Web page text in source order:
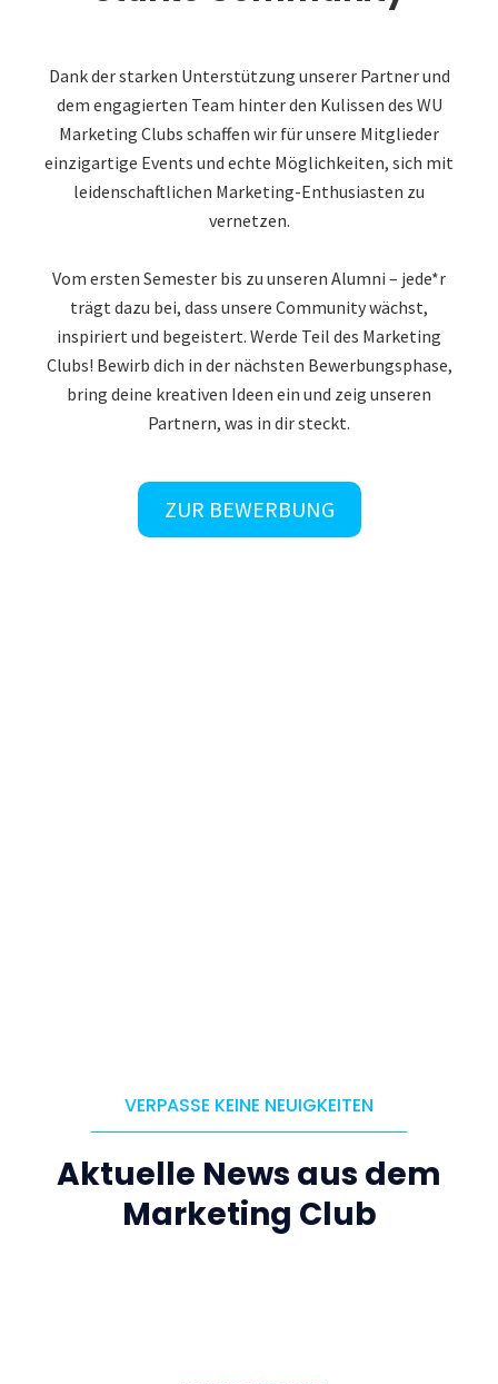
Dank der starken Unterstützung unserer Partner und
dem engagierten Team hinter den Kulissen des WU
Marketing Clubs schaffen wir für unsere Mitglieder
einzigartige Events und echte Möglichkeiten, sich mit
leidenschaftlichen Marketing-Enthusiasten zu
vernetzen.
Vom ersten Semester bis zu unseren Alumni – jede*r
trägt dazu bei, dass unsere Community wächst,
inspiriert und begeistert. Werde Teil des Marketing
Clubs! Bewirb dich in der nächsten Bewerbungsphase,
bring deine kreativen Ideen ein und zeig unseren
Partnern, was in dir steckt.
ZUR BEWERBUNG
VERPASSE KEINE NEUIGKEITEN
Aktuelle News aus dem
Marketing Club